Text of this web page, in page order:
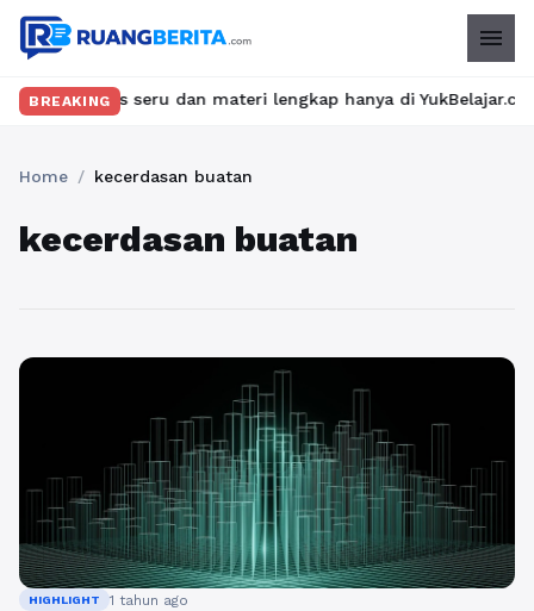
menu
BREAKING
kelas seru dan materi lengkap hanya di YukBelajar.com.
Home / kecerdasan buatan
kecerdasan buatan
HIGHLIGHT 1 tahun ago